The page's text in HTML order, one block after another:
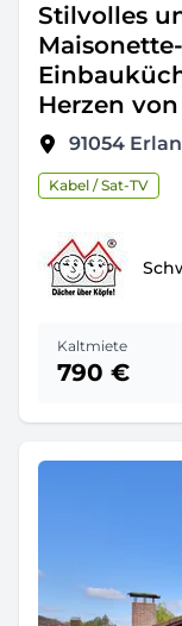
Stilvolles
Herzen
91054
Kabel / Sat-TV
Kaltmiete
790 €